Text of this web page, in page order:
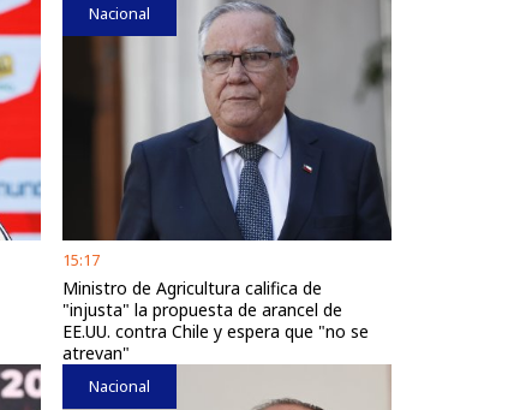
Nacional
15:17
Ministro de Agricultura califica de
"injusta" la propuesta de arancel de
EE.UU. contra Chile y espera que "no se
atrevan"
Nacional